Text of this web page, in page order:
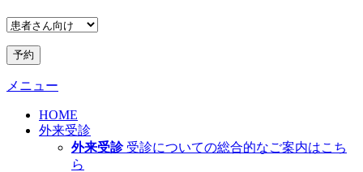
予約
メニュー
HOME
外来受診
外来受診 受診についての総合的なご案内はこち
ら